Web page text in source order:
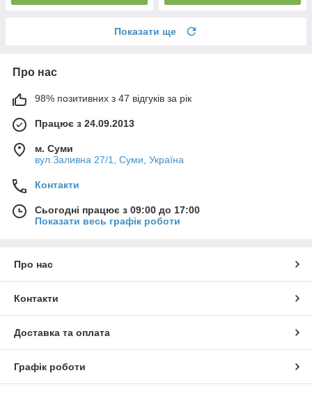
Показати ще
Про нас
98% позитивних з 47 відгуків за рік
Працює з 24.09.2013
м. Суми
вул.Заливна 27/1, Суми, Україна
Контакти
Сьогодні працює з 09:00 до 17:00
Показати весь графік роботи
Про нас
Контакти
Доставка та оплата
Графік роботи